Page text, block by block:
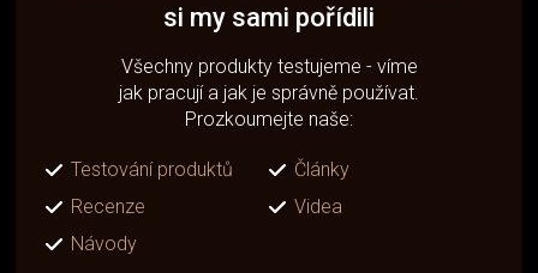
si my sami pořídili
Všechny produkty testujeme - víme
jak pracují a jak je správně používat.
Prozkoumejte naše:
Testování produktů
Články
Recenze
Videa
Návody